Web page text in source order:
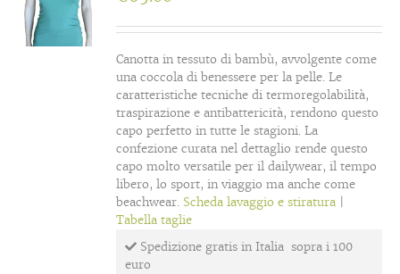
Canotta in tessuto di bambù, avvolgente come
una coccola di benessere per la pelle. Le
caratteristiche tecniche di termoregolabilità,
traspirazione e antibattericità, rendono questo
capo perfetto in tutte le stagioni. La
confezione curata nel dettaglio rende questo
capo molto versatile per il dailywear, il tempo
libero, lo sport, in viaggio ma anche come
beachwear. Scheda lavaggio e stiratura
Tabella taglie
Spedizione gratis in Italia sopra i 100
euro